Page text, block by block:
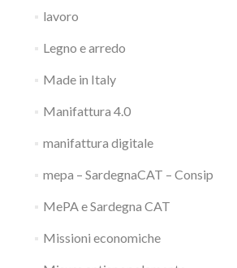
lavoro
Legno e arredo
Made in Italy
Manifattura 4.0
manifattura digitale
mepa – SardegnaCAT – Consip
MePA e Sardegna CAT
Missioni economiche